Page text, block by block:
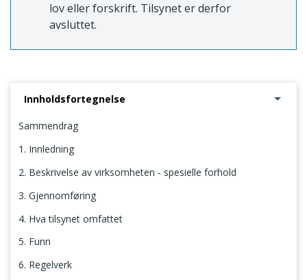
lov eller forskrift. Tilsynet er derfor
avsluttet.
Innholdsfortegnelse
Sammendrag
1. Innledning
2. Beskrivelse av virksomheten - spesielle forhold
3. Gjennomføring
4. Hva tilsynet omfattet
5. Funn
6. Regelverk